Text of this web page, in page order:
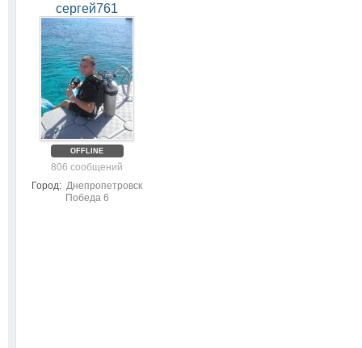
сергей761
OFFLINE
806 сообщений
Город: Днепропетровск
Победа 6